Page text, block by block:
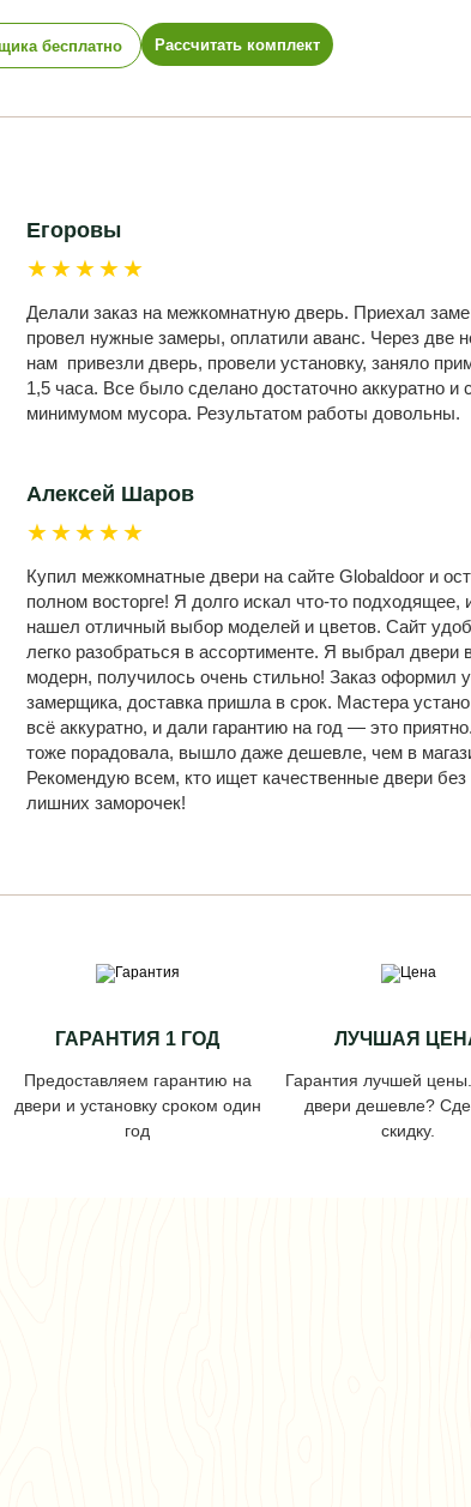
бесплатно Рассчитать комплект
Егоровы
★★★★★
Делали заказ на межкомнатную дверь. Приехал
провел нужные замеры, оплатили аванс. Через две
нам привезли дверь, провели установку, заняло
1,5 часа. Все было сделано достаточно аккуратно и
минимумом мусора. Результатом работы довольны.
Алексей Шаров
★★★★★
Купил межкомнатные двери на сайте Globaldoor и
полном восторге! Я долго искал что-то подходящее,
нашел отличный выбор моделей и цветов. Сайт
легко разобраться в ассортименте. Я выбрал двери
модерн, получилось очень стильно! Заказ оформил у
замерщика, доставка пришла в срок. Мастера
всё аккуратно, и дали гарантию на год — это
тоже порадовала, вышло даже дешевле, чем в
Рекомендую всем, кто ищет качественные двери без
лишних заморочек!
ГАРАНТИЯ 1 ГОД
Предоставляем гарантию на
двери и установку сроком один
год
ЛУЧШАЯ
Гарантия лучшей
двери дешевле?
скидку.